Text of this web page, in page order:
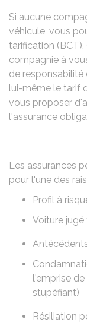
Si aucune
véhicule, vous
tarification
compagnie à
de responsabilité
lui-même le tarif
vous proposer
l'assurance
Les assurances
pour l'une des
Profil à
Voiture
l'emprise
stupéfiant)
Résiliation